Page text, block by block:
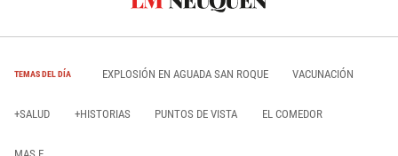
TEMAS DEL DÍA EXPLOSIÓN EN AGUADA SAN ROQUE VACUNACIÓN
+SALUD +HISTORIAS PUNTOS DE VISTA EL COMEDOR